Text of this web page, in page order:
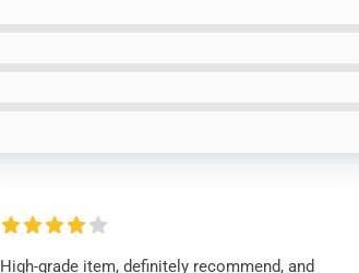
High-grade item, definitely recommend, and